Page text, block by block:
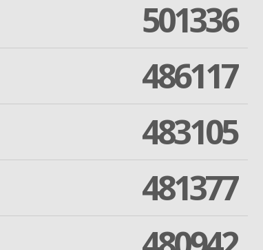
501336
486117
483105
481377